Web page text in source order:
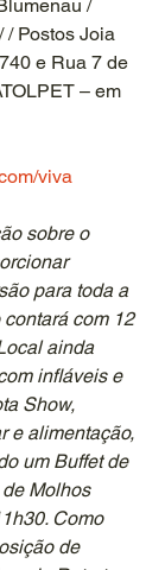
/
/ Postos Joia
e Rua 7 de
– em
viva
sobre o
para toda a
contará com 12
ainda
infláveis e
Show,
e alimentação,
um Buffet de
Molhos
Como
de